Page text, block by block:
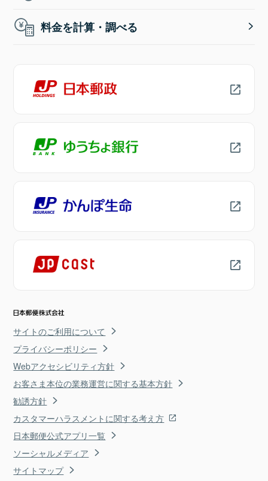
料金を計算・調べる
サイトのご利用について
プライバシーポリシー
Webアクセシビリティ方針
お客さま本位の業務運営に関する基本方針
勧誘方針
カスタマーハラスメントに関する考え方
日本郵便公式アプリ一覧
ソーシャルメディア
サイトマップ